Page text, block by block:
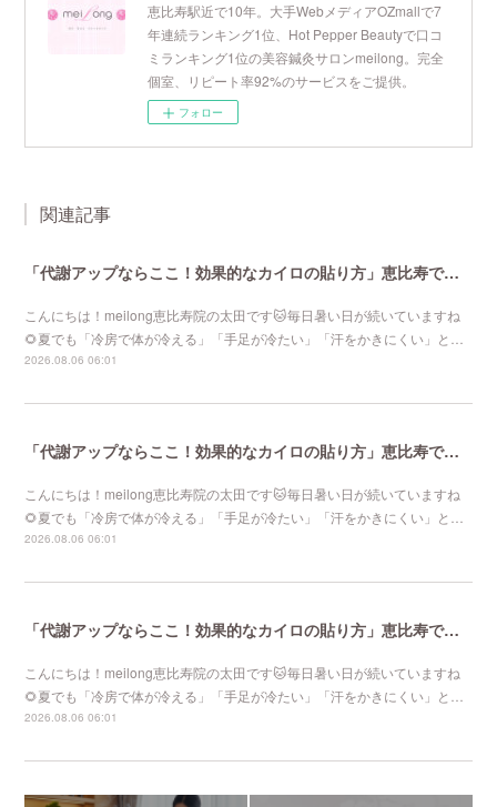
恵比寿駅近で10年。大手WebメディアOZmallで7
年連続ランキング1位、Hot Pepper Beautyで口コ
ミランキング1位の美容鍼灸サロンmeilong。完全
個室、リピート率92%のサービスをご提供。
フォロー
関連記事
「代謝アップならここ！効果的なカイロの貼り方」恵比寿で口コミNo 1美容鍼灸ならmeilong
こんにちは！meilong恵比寿院の太田です🐱毎日暑い日が続いていますね
🌻夏でも「冷房で体が冷える」「手足が冷たい」「汗をかきにくい」と…
2026.08.06 06:01
「代謝アップならここ！効果的なカイロの貼り方」恵比寿で口コミNo 1美容鍼灸ならmeilong
こんにちは！meilong恵比寿院の太田です🐱毎日暑い日が続いていますね
🌻夏でも「冷房で体が冷える」「手足が冷たい」「汗をかきにくい」と…
2026.08.06 06:01
「代謝アップならここ！効果的なカイロの貼り方」恵比寿で口コミNo 1美容鍼灸ならmeilong
こんにちは！meilong恵比寿院の太田です🐱毎日暑い日が続いていますね
🌻夏でも「冷房で体が冷える」「手足が冷たい」「汗をかきにくい」と…
2026.08.06 06:01